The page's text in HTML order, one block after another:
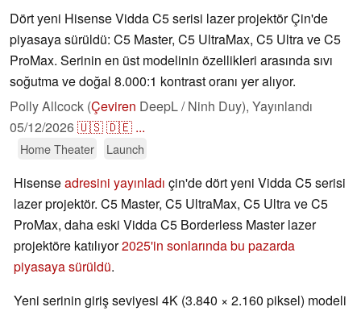
Dört yeni Hisense Vidda C5 serisi lazer projektör Çin'de
piyasaya sürüldü: C5 Master, C5 UltraMax, C5 Ultra ve C5
ProMax. Serinin en üst modelinin özellikleri arasında sıvı
soğutma ve doğal 8.000:1 kontrast oranı yer alıyor.
Polly Allcock (Çeviren DeepL / Ninh Duy), Yayınlandı
05/12/2026🇺🇸🇩🇪 ...
Home Theater Launch
Hisenseadresini yayınladı çin'de dört yeni Vidda C5 serisi
lazer projektör. C5 Master, C5 UltraMax, C5 Ultra ve C5
ProMax, daha eski Vidda C5 Borderless Master lazer
projektöre katılıyor2025'in sonlarında bu pazarda
piyasaya sürüldü.
Yeni serinin giriş seviyesi 4K (3.840 × 2.160 piksel) modeli